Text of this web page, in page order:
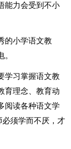
能力会受到不小
的小学语文教
学习掌握语文教
育理念、教育动
阅读各种语文学
必须学而不厌，才